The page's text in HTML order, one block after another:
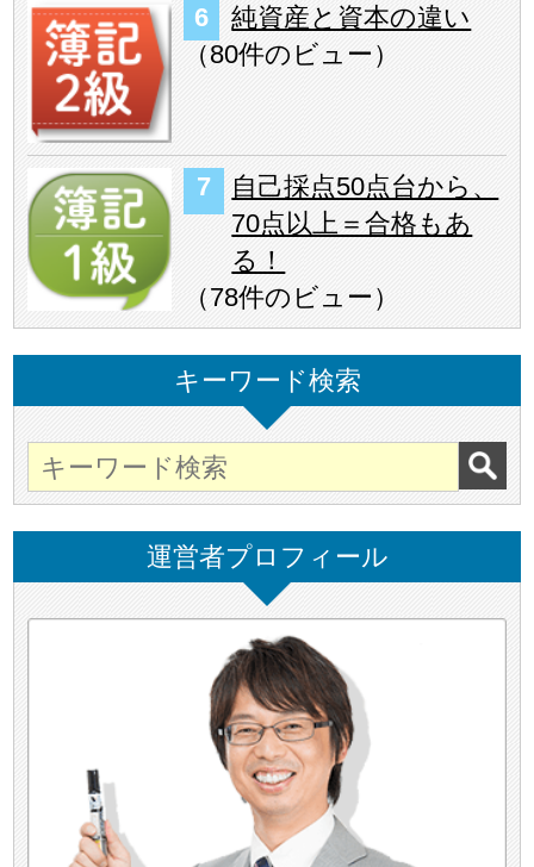
純資産と資本の違い
（80件のビュー ）
自己採点50点台から、
70点以上＝合格もあ
る！
（78件のビュー ）
キーワード検索
運営者プロフィール